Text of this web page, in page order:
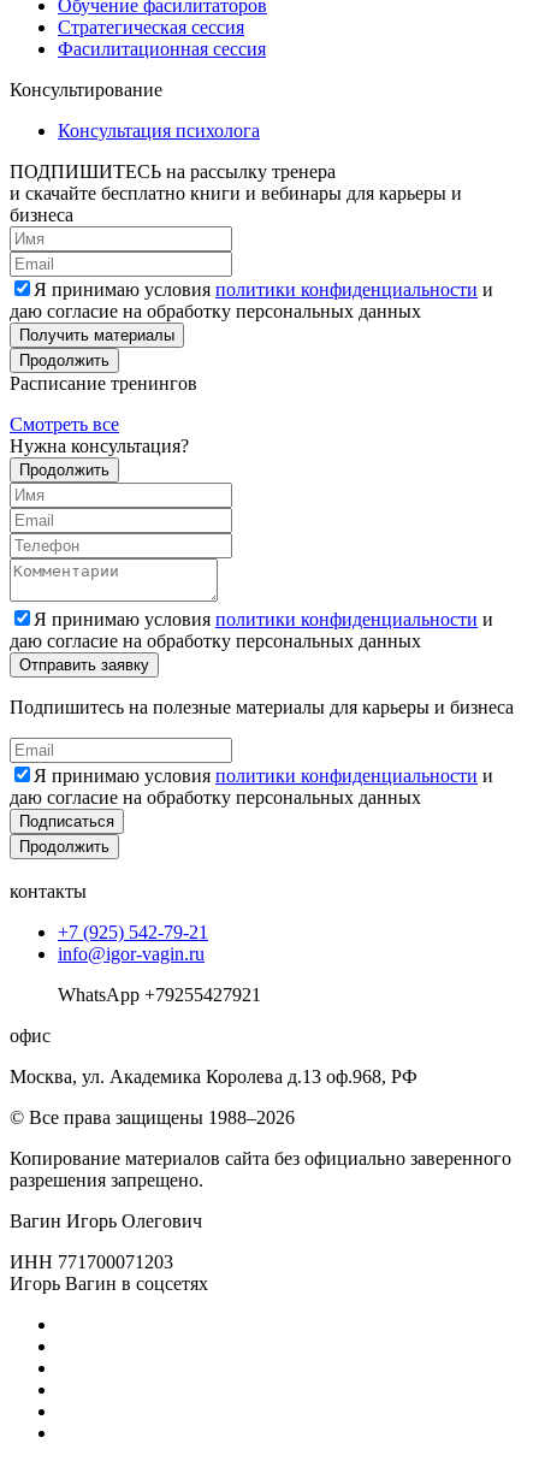
Обучение фасилитаторов
Стратегическая сессия
Фасилитационная сессия
Консультирование
Консультация психолога
ПОДПИШИТЕСЬ на рассылку тренера
и скачайте бесплатно книги и вебинары для карьеры и
бизнеса
Я принимаю условия политики конфиденциальности и
даю согласие на обработку персональных данных
Получить материалы
Продолжить
Расписание тренингов
Смотреть все
Нужна консультация?
Продолжить
Я принимаю условия политики конфиденциальности и
даю согласие на обработку персональных данных
Подпишитесь на полезные материалы для карьеры и бизнеса
Я принимаю условия политики конфиденциальности и
даю согласие на обработку персональных данных
Подписаться
Продолжить
контакты
+7 (925) 542-79-21
info@igor-vagin.ru
WhatsApp +79255427921
офис
Москва, ул. Академика Королева д.13 оф.968, РФ
© Все права защищены 1988–2026
Копирование материалов сайта без официально заверенного
разрешения запрещено.
Вагин Игорь Олегович
ИНН 771700071203
Игорь Вагин в соцсетях